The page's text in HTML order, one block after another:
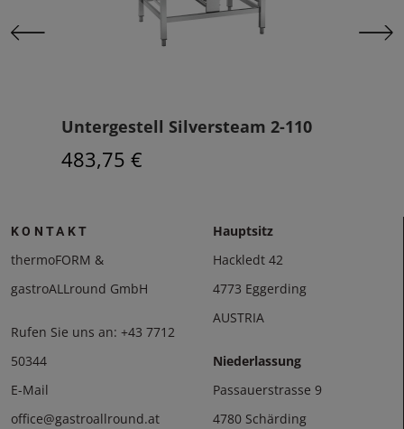
Untergestell Silversteam 2-110
483,75 €
KONTAKT
thermoFORM &
gastroALLround GmbH
Rufen Sie uns an: +43 7712
50344
E-Mail
office@gastroallround.at
Hauptsitz
Hackledt 42
4773 Eggerding
AUSTRIA
Niederlassung
Passauerstrasse 9
4780 Schärding